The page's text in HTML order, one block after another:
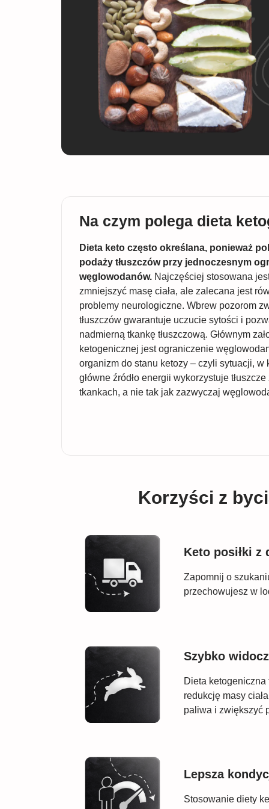
Na czym polega dieta
Dieta keto często określana, ponieważ
podaży tłuszczów przy jednoczesnym
węglowodanów.Najczęściej stosowana
zmniejszyć masę ciała, ale zalecana jest
problemy neurologiczne. Wbrew pozorom
tłuszczów gwarantuje uczucie sytości i
nadmierną tkankę tłuszczową. Głównym
ketogenicznej jest ograniczenie
organizm do stanu ketozy – czyli sytuacji, w
główne źródło energii wykorzystuje
tkankach, a nie tak jak zazwyczaj
Korzyści z
Keto posiłki z
Zapomnij o
przechowujesz w
Szybko
Dieta
redukcję masy
paliwa i zwiększyć
Lepsza
Stosowanie diety